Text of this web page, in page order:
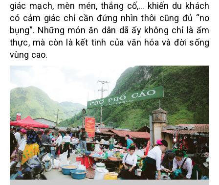
giác mạch, mèn mén, thắng cố,… khiến du khách
có cảm giác chỉ cần đứng nhìn thôi cũng đủ “no
bụng”. Những món ăn dân dã ấy không chỉ là ẩm
thực, mà còn là kết tinh của văn hóa và đời sống
vùng cao.